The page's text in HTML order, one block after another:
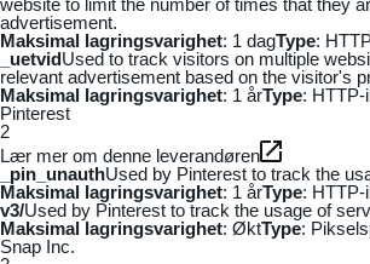
advertisement.
Maksimal lagringsvarighet: 1 dagType:
_uetvidUsed to track visitors on multiple
relevant advertisement based on the visitor's
Maksimal lagringsvarighet: 1 årType:
Pinterest
2
Lær mer om denne leverandøren
_pin_unauthUsed by Pinterest to track the
Maksimal lagringsvarighet: 1 årType:
v3/Used by Pinterest to track the usage of
Maksimal lagringsvarighet: ØktType:
Snap Inc.